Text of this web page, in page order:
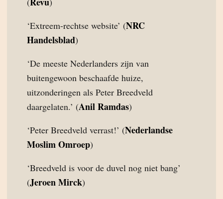
‘Extreem-rechtse website’ (NRC
Handelsblad)
‘De meeste Nederlanders zijn van
buitengewoon beschaafde huize,
uitzonderingen als Peter Breedveld
daargelaten.’ (Anil Ramdas)
‘Peter Breedveld verrast!’ (Nederlandse
Moslim Omroep)
‘Breedveld is voor de duvel nog niet bang’
(Jeroen Mirck)